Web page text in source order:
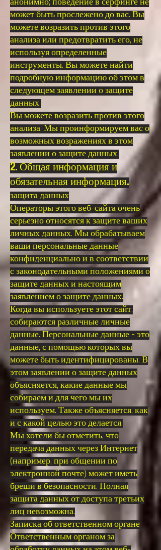
анонимно; поведение в серфинге не
может быть прослежено до вас. Вы
можете возразить против этого
анализа или предотвратить его, не
используя определенные
инструменты. Вы можете найти
подробную информацию об этом в
следующем заявлении о защите
данных.
Вы можете возразить против этого
анализа. Мы проинформируем вас о
возможных возражениях в этом
заявлении о защите данных.
2. Общая информация и
обязательная информация.
защита данных
Операторы этого веб-сайта очень
серьезно относятся к защите ваших
личных данных. Мы обрабатываем
ваши персональные данные
конфиденциально и в соответствии
с законодательными положениями о
защите данных и настоящим
заявлением о защите данных.
Когда вы используете этот сайт,
собираются различные личные
данные. Персональные данные - это
данные, с помощью которых вы
можете быть идентифицированы. В
этом заявлении о защите данных
объясняется, какие данные мы
собираем и для чего мы их
используем. Также объясняется, как
и с какой целью это делается.
Мы хотели бы отметить, что
передача данных через Интернет
(например, при общении по
электронной почте) может иметь
бреши в безопасности. Полная
защита данных от доступа третьих
лиц невозможна.
Записка об ответственном органе
Ответственным органом за